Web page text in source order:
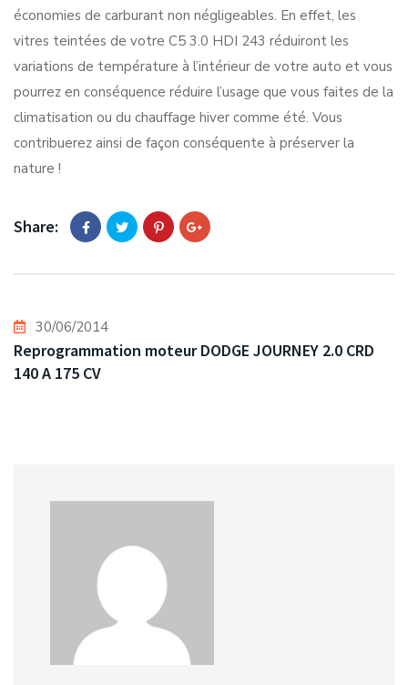
économies de carburant non négligeables. En effet, les
vitres teintées de votre C5 3.0 HDI 243 réduiront les
variations de température à l’intérieur de votre auto et vous
pourrez en conséquence réduire l’usage que vous faites de la
climatisation ou du chauffage hiver comme été. Vous
contribuerez ainsi de façon conséquente à préserver la
nature !
Share:
30/06/2014
Reprogrammation moteur DODGE JOURNEY 2.0 CRD
140 A 175 CV